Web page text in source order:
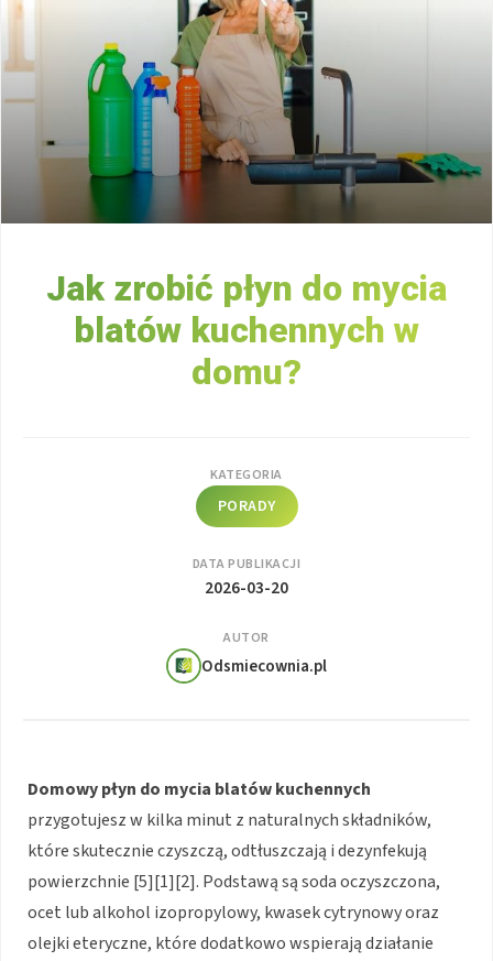
Jak zrobić płyn do mycia
blatów kuchennych w
domu?
KATEGORIA
PORADY
DATA PUBLIKACJI
2026-03-20
AUTOR
Odsmiecownia.pl
Domowy płyn do mycia blatów kuchennych
przygotujesz w kilka minut z naturalnych składników,
które skutecznie czyszczą, odtłuszczają i dezynfekują
powierzchnie [5][1][2]. Podstawą są soda oczyszczona,
ocet lub alkohol izopropylowy, kwasek cytrynowy oraz
olejki eteryczne, które dodatkowo wspierają działanie